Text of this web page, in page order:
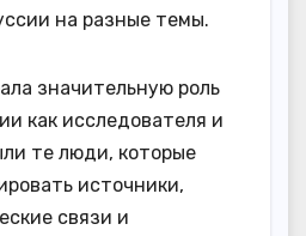
на разные темы.
значительную роль
как исследователя и
те люди, которые
источники,
связи и